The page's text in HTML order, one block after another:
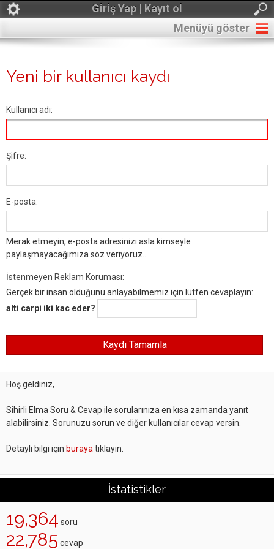
Giriş Yap | Kayıt ol
Menüyü göster
Yeni bir kullanıcı kaydı
Kullanıcı adı:
Şifre:
E-posta:
Merak etmeyin, e-posta adresinizi asla kimseyle
paylaşmayacağımıza söz veriyoruz...
İstenmeyen Reklam Koruması:
Gerçek bir insan olduğunu anlayabilmemiz için lütfen cevaplayın:.
alti carpi iki kac eder?
Hoş geldiniz,
Sihirli Elma Soru & Cevap ile sorularınıza en kısa zamanda yanıt
alabilirsiniz. Sorunuzu sorun ve diğer kullanıcılar cevap versin.
Detaylı bilgi için buraya tıklayın.
İstatistikler
19,364 soru
22,785 cevap